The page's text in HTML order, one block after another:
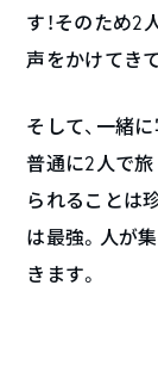
す！そのため2
声をかけてき
そして、一緒
普通に2人で
られることは
は最強。人が
きます。